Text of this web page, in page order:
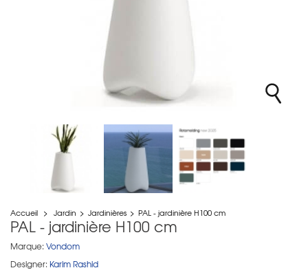
Accueil > Jardin > Jardinières > PAL - jardinière H100 cm
PAL - jardinière H100 cm
Marque: Vondom
Designer: Karim Rashid